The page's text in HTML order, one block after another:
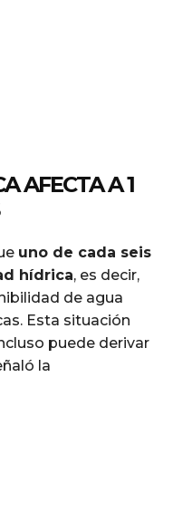
AFECTA A 1
uno de cada seis
hídrica, es decir,
de agua
Esta situación
puede derivar
la